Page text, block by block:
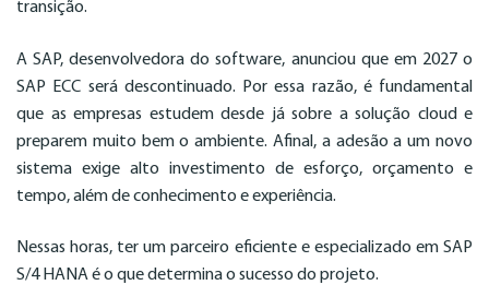
transição.
A SAP, desenvolvedora do software, anunciou que em 2027 o
SAP ECC será descontinuado. Por essa razão, é fundamental
que as empresas estudem desde já sobre a solução cloud e
preparem muito bem o ambiente. Afinal, a adesão a um novo
sistema exige alto investimento de esforço, orçamento e
tempo, além de conhecimento e experiência.
Nessas horas, ter um parceiro eficiente e especializado em SAP
S/4 HANA é o que determina o sucesso do projeto.